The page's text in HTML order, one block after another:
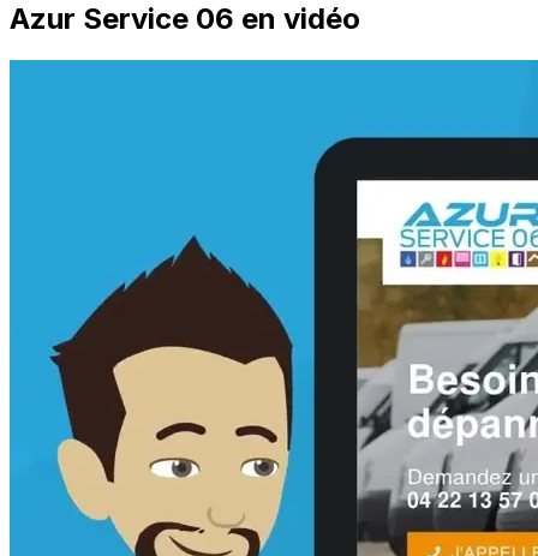
Azur Service 06 en vidéo